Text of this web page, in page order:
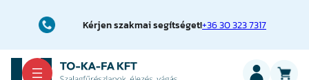
Kérjen szakmai segítséget!+36 30 323 7317